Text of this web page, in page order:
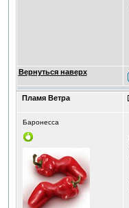
Вернуться наверх
Пламя Ветра
Баронесса